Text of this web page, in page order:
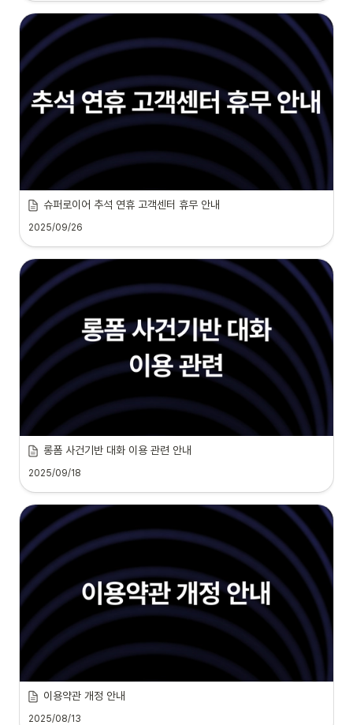
슈퍼로이어 추석 연휴 고객센터 휴무 안내
2025/09/26
롱폼 사건기반 대화 이용 관련 안내
2025/09/18
이용약관 개정 안내
2025/08/13